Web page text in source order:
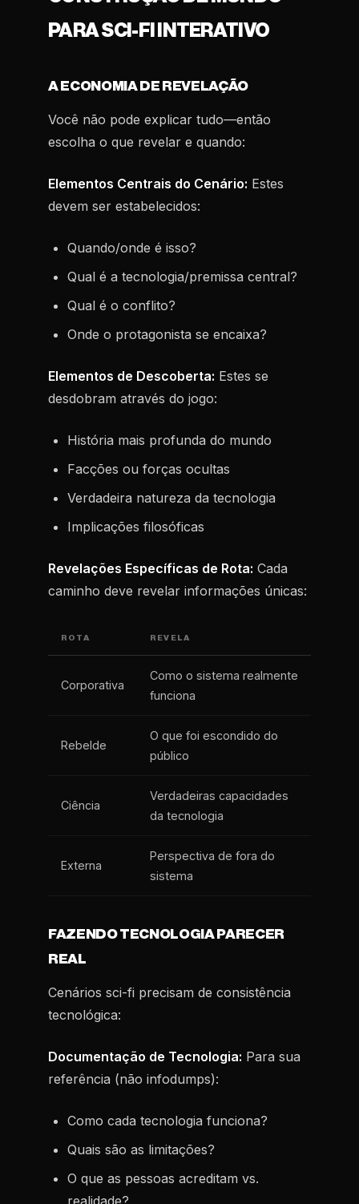
PARA SCI-FI INTERATIVO
A ECONOMIA DE REVELAÇÃO
Você não pode explicar tudo—então
escolha o que revelar e quando:
Elementos Centrais do Cenário: Estes
devem ser estabelecidos:
Quando/onde é isso?
Qual é a tecnologia/premissa central?
Qual é o conflito?
Onde o protagonista se encaixa?
Elementos de Descoberta: Estes se
desdobram através do jogo:
História mais profunda do mundo
Facções ou forças ocultas
Verdadeira natureza da tecnologia
Implicações filosóficas
Revelações Específicas de Rota: Cada
caminho deve revelar informações únicas:
ROTA REVELA
Corporativa
Como o sistema realmente
funciona
Rebelde
O que foi escondido do
público
Ciência
Verdadeiras capacidades
da tecnologia
Externa
Perspectiva de fora do
sistema
FAZENDO TECNOLOGIA PARECER
REAL
Cenários sci-fi precisam de consistência
tecnológica:
Documentação de Tecnologia: Para sua
referência (não infodumps):
Como cada tecnologia funciona?
Quais são as limitações?
O que as pessoas acreditam vs.
realidade?